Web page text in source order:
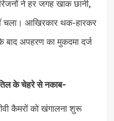
ने हर जगह खाक छानी,
चला। आखिरकार थक-हारकर
बाद अपहरण का मुकदमा दर्ज
के चेहरे से नकाब-
कैमरों को खंगालना शुरू